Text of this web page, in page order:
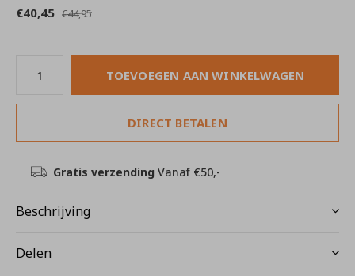
€40,45 €44,95
TOEVOEGEN AAN WINKELWAGEN
DIRECT BETALEN
Gratis verzending Vanaf €50,-
Beschrijving
Delen